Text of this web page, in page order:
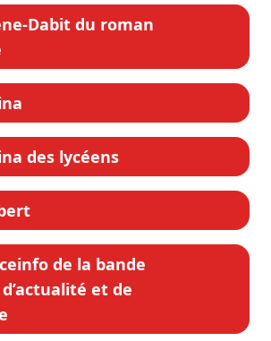
Dabit du roman
des lycéens
de la bande
et de